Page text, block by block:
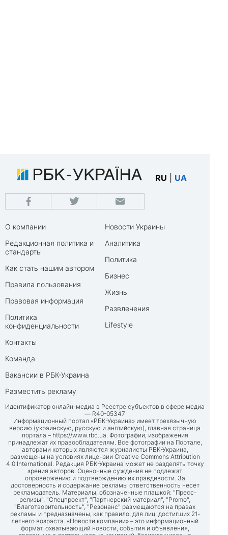
RU UA
О компании
Редакционная политика и
стандарты
Как стать нашим автором
Правила пользования
Правовая информация
Политика
конфиденциальности
Контакты
Команда
Вакансии в РБК-Украина
Разместить рекламу
Новости Украины
Аналитика
Политика
Бизнес
Жизнь
Развлечения
Lifestyle
Идентификатор онлайн-медиа в Реестре субъектов в сфере медиа
— R40-05347
Информационный портал «РБК-Украина» имеет трехязычную
версию (украинскую, русскую и английскую), главная страница
портала – https://www.rbc.ua. Фотографии, изображения
принадлежат их правообладателям. Все фотографии на Портале,
авторами которых являются журналисты РБК-Украина,
размещены на условиях лицензии Creative Commons Attribution
4.0 International. Редакция РБК-Украина может не разделять точку
зрения авторов. Оценочные суждения не подлежат
опровержению и подтверждению их правдивости. За
достоверность и содержание рекламы ответственность несет
рекламодатель. Материалы, обозначенные плашкой: "Пресс-
релизы", "Спецпроект", "Партнерский материал", "Promo",
"Благотворительность", "Резонанс" размещаются на правах
рекламы и предназначены, как правило, для лиц, достигших 21-
летнего возраста. «Новости компании» – это информационный
формат, охватывающий новости, события и объявления,